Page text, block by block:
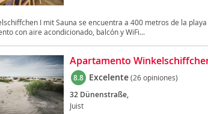
I mit Sauna se encuentra a 400 metros de la
con aire acondicionado, balcón y WiFi...
Apartamento
8.8 Excelente(26 opiniones)
32 Dünenstraße,
Juist